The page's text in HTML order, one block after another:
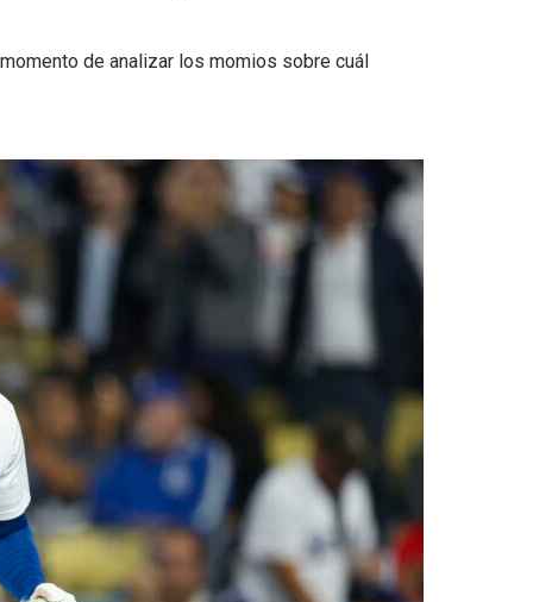
de analizar los momios sobre cuál